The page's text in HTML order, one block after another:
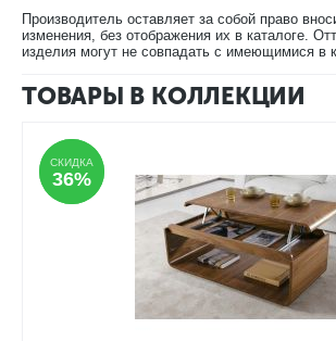
Производитель оставляет за собой право
изменения, без отображения их в каталоге.
изделия могут не совпадать с имеющимися в
ТОВАРЫ В КОЛЛЕКЦИИ
СКИДКА
36%
СКИДКА
36%